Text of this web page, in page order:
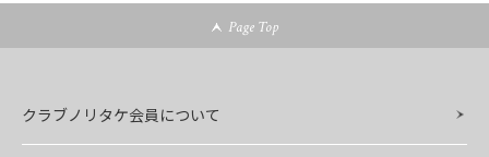
Page Top
クラブノリタケ会員について